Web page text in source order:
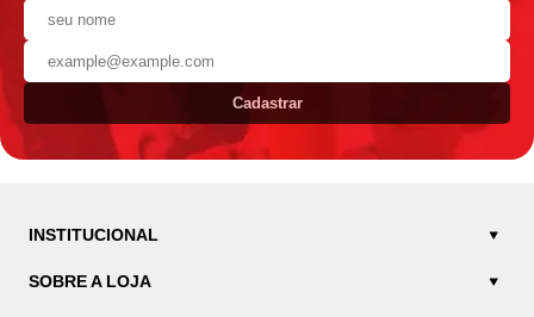
Cadastrar
INSTITUCIONAL
SOBRE A LOJA